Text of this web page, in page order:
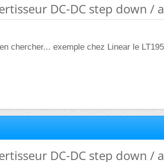
DC-DC step down /
chercher... exemple chez Linear le
DC-DC step down /